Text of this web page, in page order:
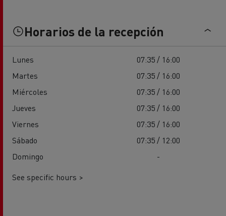
Horarios de la recepción
Lunes
07:35 / 16:00
Martes
07:35 / 16:00
Miércoles
07:35 / 16:00
Jueves
07:35 / 16:00
Viernes
07:35 / 16:00
Sábado
07:35 / 12:00
Domingo
-
See specific hours >